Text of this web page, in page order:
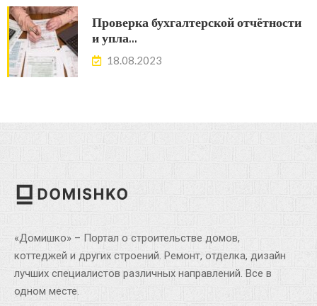
Проверка бухгалтерской отчётности
и упла…
18.08.2023
«Домишко» – Портал о строительстве домов,
коттеджей и других строений. Ремонт, отделка, дизайн
лучших специалистов различных направлений. Все в
одном месте.